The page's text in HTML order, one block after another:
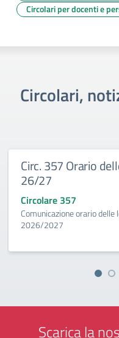
Circolari per docenti e
Circolari,
Circ. 357 Orario
26/27
Circolare 357
Comunicazione orario delle
2026/2027
Scarica la